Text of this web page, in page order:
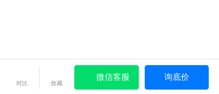
对比 收藏
微信客服 询底价